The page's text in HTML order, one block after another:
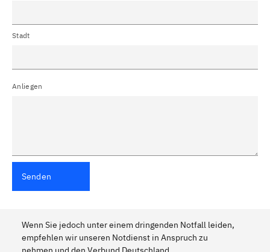
Stadt
Anliegen
Senden
Wenn Sie jedoch unter einem dringenden Notfall leiden,
empfehlen wir unseren Notdienst in Anspruch zu